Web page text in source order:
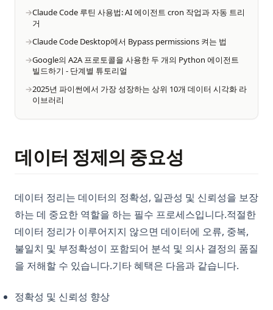
Claude Code 루틴 사용법: AI 에이전트 cron 작업과 자동 트리
거
Claude Code Desktop에서 Bypass permissions 켜는 법
Google의 A2A 프로토콜을 사용한 두 개의 Python 에이전트
빌드하기 - 단계별 튜토리얼
2025년 파이썬에서 가장 성장하는 상위 10개 데이터 시각화 라
이브러리
데이터 정제의 중요성
데이터 정리는 데이터의 정확성, 일관성 및 신뢰성을 보장
하는 데 중요한 역할을 하는 필수 프로세스입니다.적절한
데이터 정리가 이루어지지 않으면 데이터에 오류, 중복,
불일치 및 부정확성이 포함되어 분석 및 의사 결정의 품질
을 저해할 수 있습니다.기타 혜택은 다음과 같습니다.
정확성 및 신뢰성 향상